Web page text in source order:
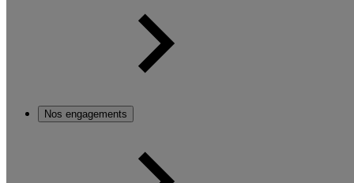
Nos engagements